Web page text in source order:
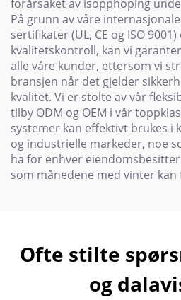
forårsaket av isopphoping
På grunn av våre
sertifikater (UL, CE og ISO
kvalitetskontroll, kan vi
alle våre kunder, ettersom vi
bransjen når det gjelder
kvalitet. Vi er stolte av vår
tilby ODM og OEM i vår
systemer kan effektivt brukes i
og industrielle markeder, noe
ha for enhver
som månedene med vinter kan
Ofte stilte
og